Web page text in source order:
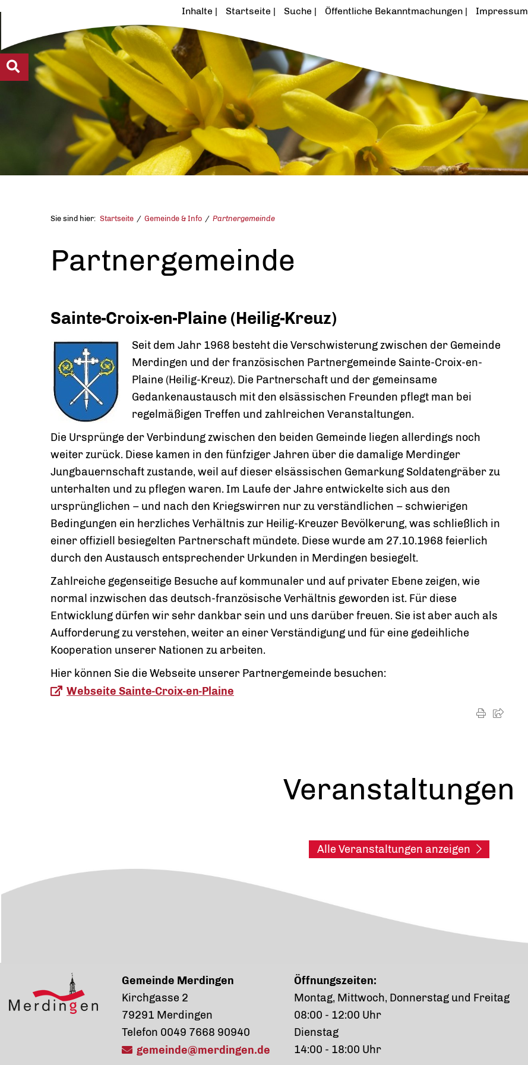
Inhalte Startseite Suche Öffentliche Bekanntmachungen Impressum
Sie sind hier: Startseite Gemeinde & Info Partnergemeinde
Partnergemeinde
Sainte-Croix-en-Plaine (Heilig-Kreuz)
Seit dem Jahr 1968 besteht die Verschwisterung zwischen der Gemeinde
Merdingen und der französischen Partnergemeinde Sainte-Croix-en-
Plaine (Heilig-Kreuz). Die Partnerschaft und der gemeinsame
Gedankenaustausch mit den elsässischen Freunden pflegt man bei
regelmäßigen Treffen und zahlreichen Veranstaltungen.
Die Ursprünge der Verbindung zwischen den beiden Gemeinde liegen allerdings noch
weiter zurück. Diese kamen in den fünfziger Jahren über die damalige Merdinger
Jungbauernschaft zustande, weil auf dieser elsässischen Gemarkung Soldatengräber zu
unterhalten und zu pflegen waren. Im Laufe der Jahre entwickelte sich aus den
ursprünglichen – und nach den Kriegswirren nur zu verständlichen – schwierigen
Bedingungen ein herzliches Verhältnis zur Heilig-Kreuzer Bevölkerung, was schließlich in
einer offiziell besiegelten Partnerschaft mündete. Diese wurde am 27.10.1968 feierlich
durch den Austausch entsprechender Urkunden in Merdingen besiegelt.
Zahlreiche gegenseitige Besuche auf kommunaler und auf privater Ebene zeigen, wie
normal inzwischen das deutsch-französische Verhältnis geworden ist. Für diese
Entwicklung dürfen wir sehr dankbar sein und uns darüber freuen. Sie ist aber auch als
Aufforderung zu verstehen, weiter an einer Verständigung und für eine gedeihliche
Kooperation unserer Nationen zu arbeiten.
Hier können Sie die Webseite unserer Partnergemeinde besuchen:
Webseite Sainte-Croix-en-Plaine
Veranstaltungen
Alle Veranstaltungen anzeigen
Gemeinde Merdingen
Kirchgasse 2
79291 Merdingen
Telefon 0049 7668 90940
gemeinde@merdingen.de
Öffnungszeiten:
Montag, Mittwoch, Donnerstag und Freitag
08:00 - 12:00 Uhr
Dienstag
14:00 - 18:00 Uhr